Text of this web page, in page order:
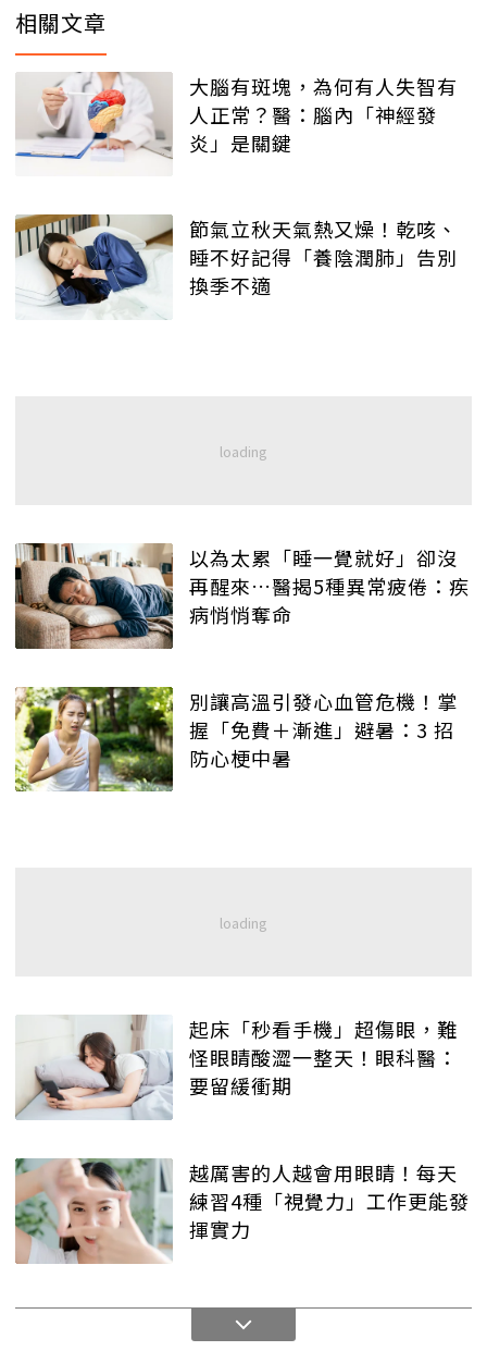
相關文章
大腦有斑塊，為何有人失智有
人正常？醫：腦內「神經發
炎」是關鍵
節氣立秋天氣熱又燥！乾咳、
睡不好記得「養陰潤肺」告別
換季不適
以為太累「睡一覺就好」卻沒
再醒來…醫揭5種異常疲倦：疾
病悄悄奪命
別讓高溫引發心血管危機！掌
握「免費＋漸進」避暑：3 招
防心梗中暑
起床「秒看手機」超傷眼，難
怪眼睛酸澀一整天！眼科醫：
要留緩衝期
越厲害的人越會用眼睛！每天
練習4種「視覺力」工作更能發
揮實力